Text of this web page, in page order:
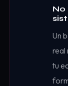
Un
real
tu